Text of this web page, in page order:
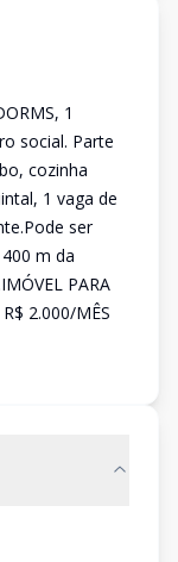
1
social. Parte
cozinha
1 vaga de
ser
m da
PARA
2.000/MÊS